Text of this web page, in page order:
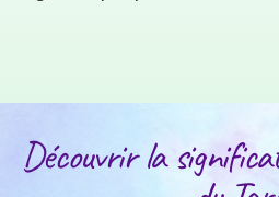
Découvrir la